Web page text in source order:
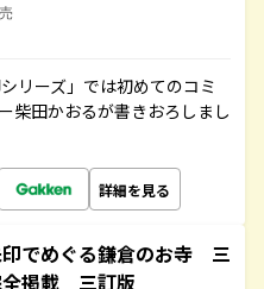
リーズ」では初めてのコミ
柴田かおるが書きおろしまし
詳細を見る
でめぐる鎌倉のお寺 三
全掲載 三訂版